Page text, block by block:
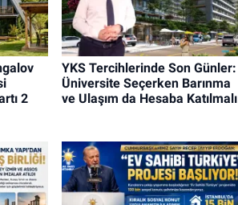
2
YKS Tercihlerinde Son Günler:
Üniversite Seçerken Barınma
ve Ulaşım da Hesaba Katılmalı